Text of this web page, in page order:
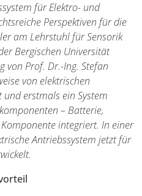
für Elektro- und
Perspektiven für die
am Lehrstuhl für Sensorik
Bergischen Universität
von Prof. Dr.-Ing. Stefan
von elektrischen
erstmals ein System
– Batterie,
integriert. In einer
Antriebssystem jetzt für